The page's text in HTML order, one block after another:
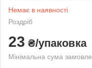
Немає в наявності
Роздріб
23 ₴/упаковка
Мінімальна сума